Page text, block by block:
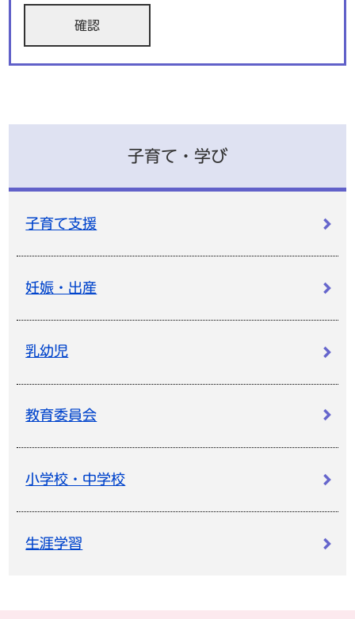
子育て・学び
子育て支援
妊娠・出産
乳幼児
教育委員会
小学校・中学校
生涯学習